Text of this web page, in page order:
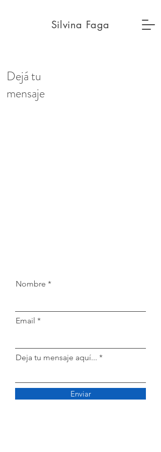
Silvina Faga
Dejá tu
mensaje
Nombre
Email
Deja tu mensaje aquí...
Enviar